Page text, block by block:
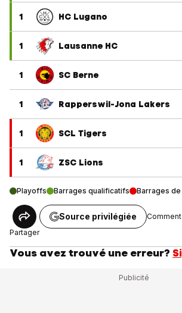
1 HC Lugano
1 Lausanne HC
1 SC Berne
1 Rapperswil-Jona Lakers
1 SCL Tigers
1 ZSC Lions
Playoffs Barrages qualificatifs Barrages
Partager
Source privilégiée
Vous avez trouvé une erreur?